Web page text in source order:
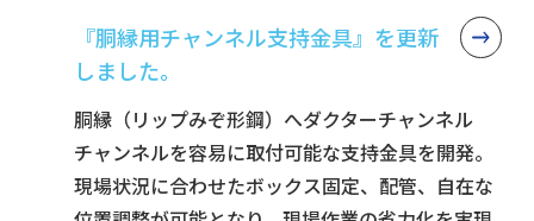
『胴縁用チャンネル支持金具』を更新
しました。
胴縁（リップみぞ形鋼）へダクターチャンネル
チャンネルを容易に取付可能な支持金具を開発。
現場状況に合わせたボックス固定、配管、自在な